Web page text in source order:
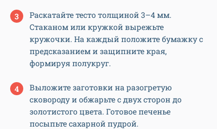
Раскатайте тесто толщиной 3–4 мм.
Стаканом или кружкой вырежьте
кружочки. На каждый положите бумажку с
предсказанием и защипните края,
формируя полукруг.
Выложите заготовки на разогретую
сковороду и обжарьте с двух сторон до
золотистого цвета. Готовое печенье
посыпьте сахарной пудрой.